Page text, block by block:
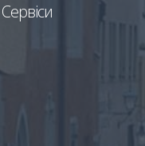
Сервіси